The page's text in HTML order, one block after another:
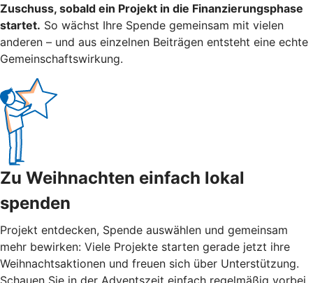
Zuschuss, sobald ein Projekt in die Finanzierungsphase
startet. So wächst Ihre Spende gemeinsam mit vielen
anderen – und aus einzelnen Beiträgen entsteht eine echte
Gemeinschaftswirkung.
Zu Weihnachten einfach lokal
spenden
Projekt entdecken, Spende auswählen und gemeinsam
mehr bewirken: Viele Projekte starten gerade jetzt ihre
Weihnachtsaktionen und freuen sich über Unterstützung.
Schauen Sie in der Adventszeit einfach regelmäßig vorbei.